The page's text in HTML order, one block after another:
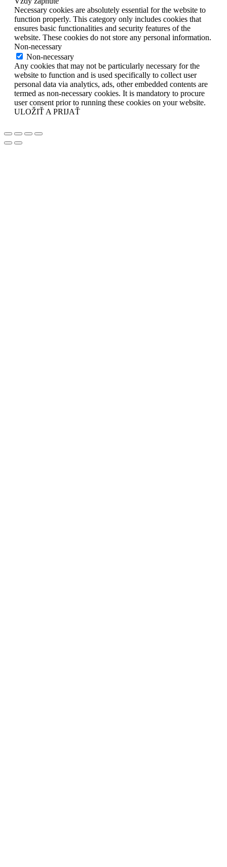
Necessary cookies are absolutely essential for the website to
function properly. This category only includes cookies that
ensures basic functionalities and security features of the
website. These cookies do not store any personal information.
Non-necessary
Non-necessary
Any cookies that may not be particularly necessary for the
website to function and is used specifically to collect user
personal data via analytics, ads, other embedded contents are
termed as non-necessary cookies. It is mandatory to procure
user consent prior to running these cookies on your website.
ULOŽIŤ A PRIJAŤ